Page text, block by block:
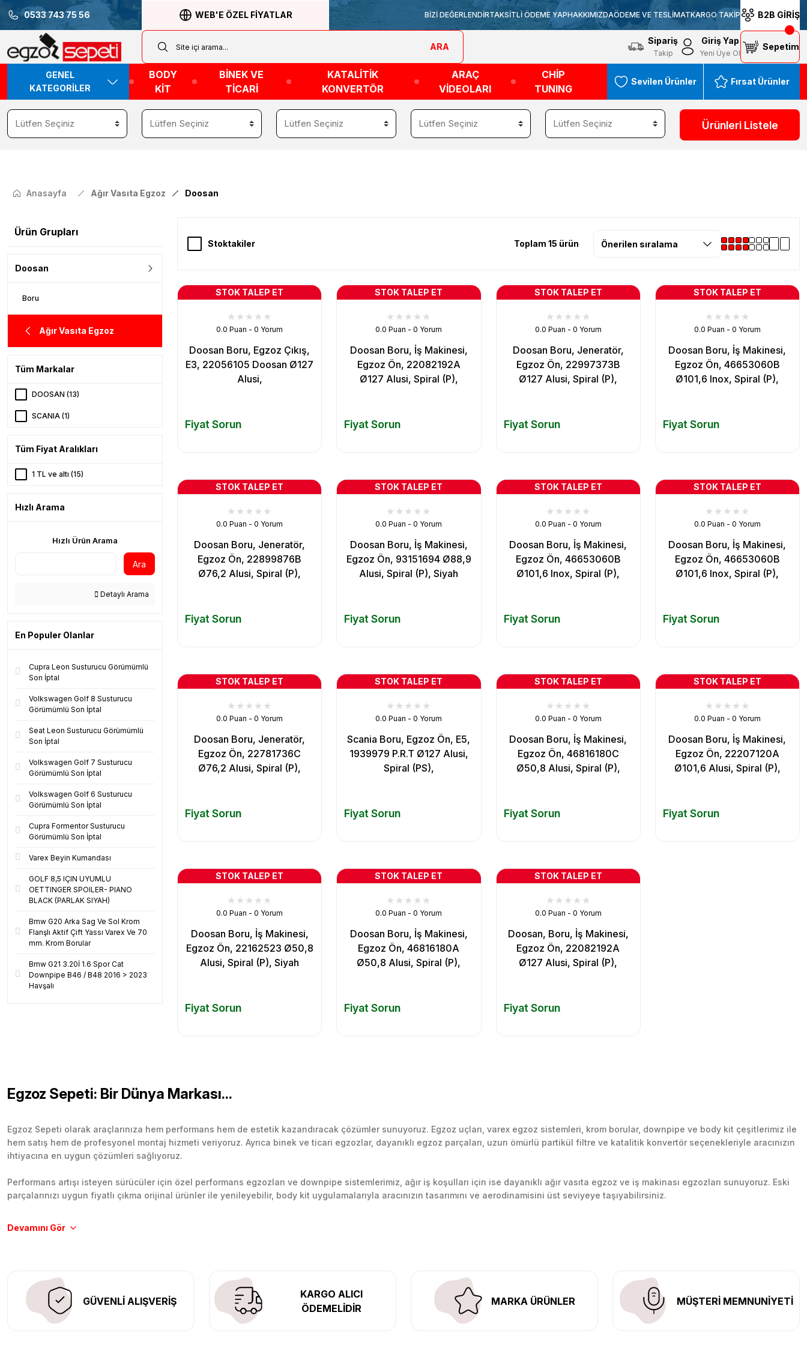
0533 743 75 56 WEB'E ÖZEL FİYATLAR BİZİ DEĞERLENDİRTAKSİTLİ ÖDEME YAPHAKKIMIZDAÖDEME VE TESLİMATKARGO TAKİP B2B GİRİŞ
ARA
Sipariş
Takip
Giriş Yap
Yeni Üye Ol
Sepetim
GENEL
KATEGORİLER
BODY
KİT
BİNEK VE
TİCARİ
KATALİTİK
KONVERTÖR
ARAÇ
VİDEOLARI
CHİP
TUNING
Sevilen Ürünler Fırsat Ürünler
Ürünleri Listele
Anasayfa Ağır Vasıta Egzoz Doosan
Ürün Grupları
Doosan
Boru
Ağır Vasıta Egzoz
Tüm Markalar
DOOSAN (13)
SCANIA (1)
Tüm Fiyat Aralıkları
1 TL ve altı (15)
Hızlı Arama
Hızlı Ürün Arama
Ara
Detaylı Arama
En Populer Olanlar
Cupra Leon Susturucu Görümümlü
Son İptal
Volkswagen Golf 8 Susturucu
Görümümlü Son İptal
Seat Leon Susturucu Görümümlü
Son İptal
Volkswagen Golf 7 Susturucu
Görümümlü Son İptal
Volkswagen Golf 6 Susturucu
Görümümlü Son İptal
Cupra Formentor Susturucu
Görümümlü Son İptal
Varex Beyin Kumandası
GOLF 8,5 IÇIN UYUMLU
OETTINGER SPOILER- PIANO
BLACK (PARLAK SIYAH)
Bmw G20 Arka Sag Ve Sol Krom
Flanşlı Aktif Çift Yassı Varex Ve 70
mm. Krom Borular
Bmw G21 3.20İ 1.6 Spor Cat
Downpipe B46 / B48 2016 > 2023
Havşalı
Stoktakiler Toplam 15 ürün
STOK TALEP ET
0.0 Puan - 0 Yorum
Doosan Boru, Egzoz Çıkış,
E3, 22056105 Doosan Ø127
Alusi,
Fiyat Sorun
STOK TALEP ET
0.0 Puan - 0 Yorum
Doosan Boru, İş Makinesi,
Egzoz Ön, 22082192A
Ø127 Alusi, Spiral (P),
Fiyat Sorun
STOK TALEP ET
0.0 Puan - 0 Yorum
Doosan Boru, Jeneratör,
Egzoz Ön, 22997373B
Ø127 Alusi, Spiral (P),
Fiyat Sorun
STOK TALEP ET
0.0 Puan - 0 Yorum
Doosan Boru, İş Makinesi,
Egzoz Ön, 46653060B
Ø101,6 Inox, Spiral (P),
Fiyat Sorun
STOK TALEP ET
0.0 Puan - 0 Yorum
Doosan Boru, Jeneratör,
Egzoz Ön, 22899876B
Ø76,2 Alusi, Spiral (P),
Fiyat Sorun
STOK TALEP ET
0.0 Puan - 0 Yorum
Doosan Boru, İş Makinesi,
Egzoz Ön, 93151694 Ø88,9
Alusi, Spiral (P), Siyah
Fiyat Sorun
STOK TALEP ET
0.0 Puan - 0 Yorum
Doosan Boru, İş Makinesi,
Egzoz Ön, 46653060B
Ø101,6 Inox, Spiral (P),
Fiyat Sorun
STOK TALEP ET
0.0 Puan - 0 Yorum
Doosan Boru, İş Makinesi,
Egzoz Ön, 46653060B
Ø101,6 Inox, Spiral (P),
Fiyat Sorun
STOK TALEP ET
0.0 Puan - 0 Yorum
Doosan Boru, Jeneratör,
Egzoz Ön, 22781736C
Ø76,2 Alusi, Spiral (P),
Fiyat Sorun
STOK TALEP ET
0.0 Puan - 0 Yorum
Scania Boru, Egzoz Ön, E5,
1939979 P.R.T Ø127 Alusi,
Spiral (PS),
Fiyat Sorun
STOK TALEP ET
0.0 Puan - 0 Yorum
Doosan Boru, İş Makinesi,
Egzoz Ön, 46816180C
Ø50,8 Alusi, Spiral (P),
Fiyat Sorun
STOK TALEP ET
0.0 Puan - 0 Yorum
Doosan Boru, İş Makinesi,
Egzoz Ön, 22207120A
Ø101,6 Alusi, Spiral (P),
Fiyat Sorun
STOK TALEP ET
0.0 Puan - 0 Yorum
Doosan Boru, İş Makinesi,
Egzoz Ön, 22162523 Ø50,8
Alusi, Spiral (P), Siyah
Fiyat Sorun
STOK TALEP ET
0.0 Puan - 0 Yorum
Doosan Boru, İş Makinesi,
Egzoz Ön, 46816180A
Ø50,8 Alusi, Spiral (P),
Fiyat Sorun
STOK TALEP ET
0.0 Puan - 0 Yorum
Doosan, Boru, İş Makinesi,
Egzoz Ön, 22082192A
Ø127 Alusi, Spiral (P),
Fiyat Sorun
Egzoz Sepeti: Bir Dünya Markası...
Egzoz Sepeti olarak araçlarınıza hem performans hem de estetik kazandıracak çözümler sunuyoruz. Egzoz uçları, varex egzoz sistemleri, krom borular, downpipe ve body kit çeşitlerimiz ile
hem satış hem de profesyonel montaj hizmeti veriyoruz. Ayrıca binek ve ticari egzozlar, dayanıklı egzoz parçaları, uzun ömürlü partikül filtre ve katalitik konvertör seçenekleriyle aracınızın
ihtiyacına en uygun çözümleri sağlıyoruz.
Performans artışı isteyen sürücüler için özel performans egzozları ve downpipe sistemlerimiz, ağır iş koşulları için ise dayanıklı ağır vasıta egzoz ve iş makinası egzozları sunuyoruz. Eski
parçalarınızı uygun fiyatlı çıkma orijinal ürünler ile yenileyebilir, body kit uygulamalarıyla aracınızın tasarımını ve aerodinamisini üst seviyeye taşıyabilirsiniz.
Tüm ürünlerimiz orijinal, dayanıklı ve uzun ömürlüdür. İstanbul’daki montaj merkezimizde profesyonel montaj yapıyor, Türkiye’nin her yerine güvenli kargo ile teslimat gerçekleştiriyoruz.
GÜVENLİ ALIŞVERİŞ
KARGO ALICI
ÖDEMELİDİR
MARKA ÜRÜNLER MÜŞTERİ MEMNUNİYETİ